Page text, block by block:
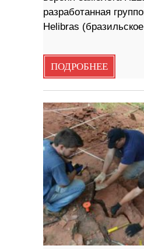
разработанная
Helibras
ПОДРОБНЕЕ